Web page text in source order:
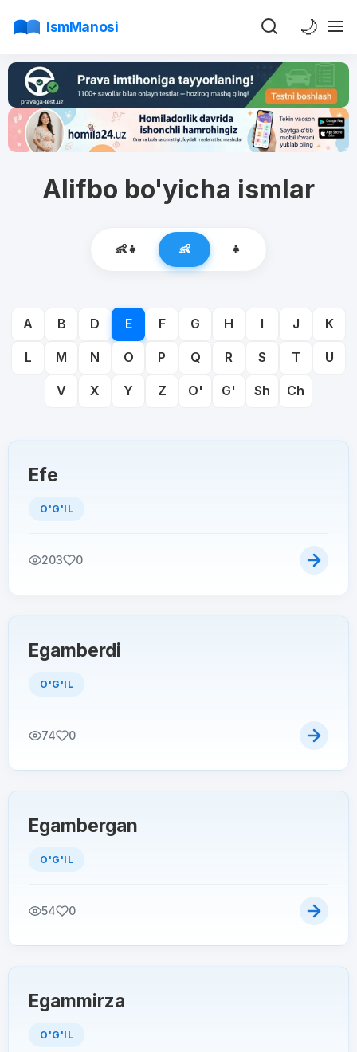
IsmManosi 🌙
Alifbo bo'yicha ismlar
👶👧 👶 👧
A B D E F G H I J K
L M N O P Q R S T U
V X Y Z O' G' Sh Ch
Efe
O'G'IL
203 0
Egamberdi
O'G'IL
74 0
Egambergan
O'G'IL
54 0
Egammirza
O'G'IL